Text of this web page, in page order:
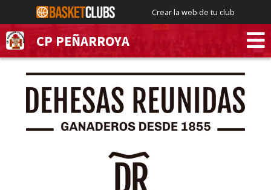
Crear la web de tu club
CP PEÑARROYA